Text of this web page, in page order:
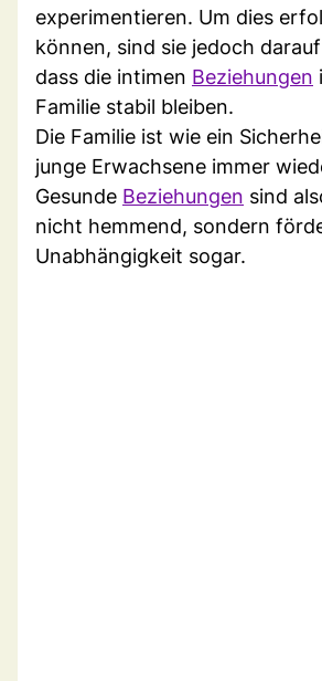
experimentieren. Um dies
können, sind sie jedoch
dass die intimen Beziehungen
Familie stabil bleiben.
Die Familie ist wie ein
junge Erwachsene immer
Gesunde Beziehungen sind
nicht hemmend, sondern
Unabhängigkeit sogar.